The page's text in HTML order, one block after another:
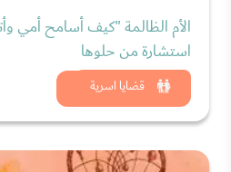
قضايا اسرية
الأم الظالمة "كيف أسامح أمي
استشارة من حلوها
شاهد الان